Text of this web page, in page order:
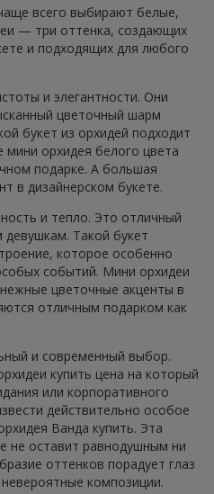
всего выбирают белые,
— три оттенка, создающих
и подходящих для любого
и элегантности. Они
цветочный шарм
букет из орхидей подходит
орхидея белого цвета
подарке. А большая
в дизайнерском букете.
и тепло. Это отличный
Такой букет
которое особенно
событий. Мини орхидеи
цветочные акценты в
отличным подарком как
и современный выбор.
купить цена на который
или корпоративного
действительно особое
Ванда купить. Эта
не оставит равнодушным ни
оттенков порадует глаз
композиции.